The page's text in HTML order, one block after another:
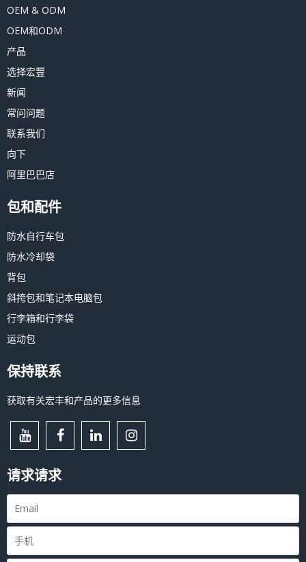
OEM & ODM
OEM和ODM
产品
选择宏豐
新闻
常问问题
联系我们
向下
阿里巴巴店
包和配件
防水自行车包
防水冷却袋
背包
斜挎包和笔记本电脑包
行李箱和行李袋
运动包
保持联系
获取有关宏丰和产品的更多信息
请求请求